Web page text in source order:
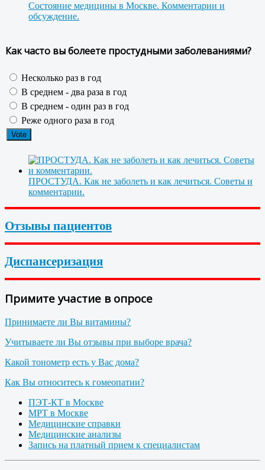
Состояние медицины в Москве. Комментарии и
обсуждение.
Как часто вы болеете простудными заболеваниями?
Несколько раз в год
В среднем - два раза в год
В среднем - один раз в год
Реже одного раза в год
ПРОСТУДА. Как не заболеть и как лечиться. Советы и
комментарии.
Отзывы пациентов
Диспансеризация
Примите участие в опросе
Принимаете ли Вы витамины?
Учитываете ли Вы отзывы при выборе врача?
Какой тонометр есть у Вас дома?
Как Вы относитесь к гомеопатии?
ПЭТ-КТ в Москве
МРТ в Москве
Медицинские справки
Медицинские анализы
Запись на платный прием к специалистам